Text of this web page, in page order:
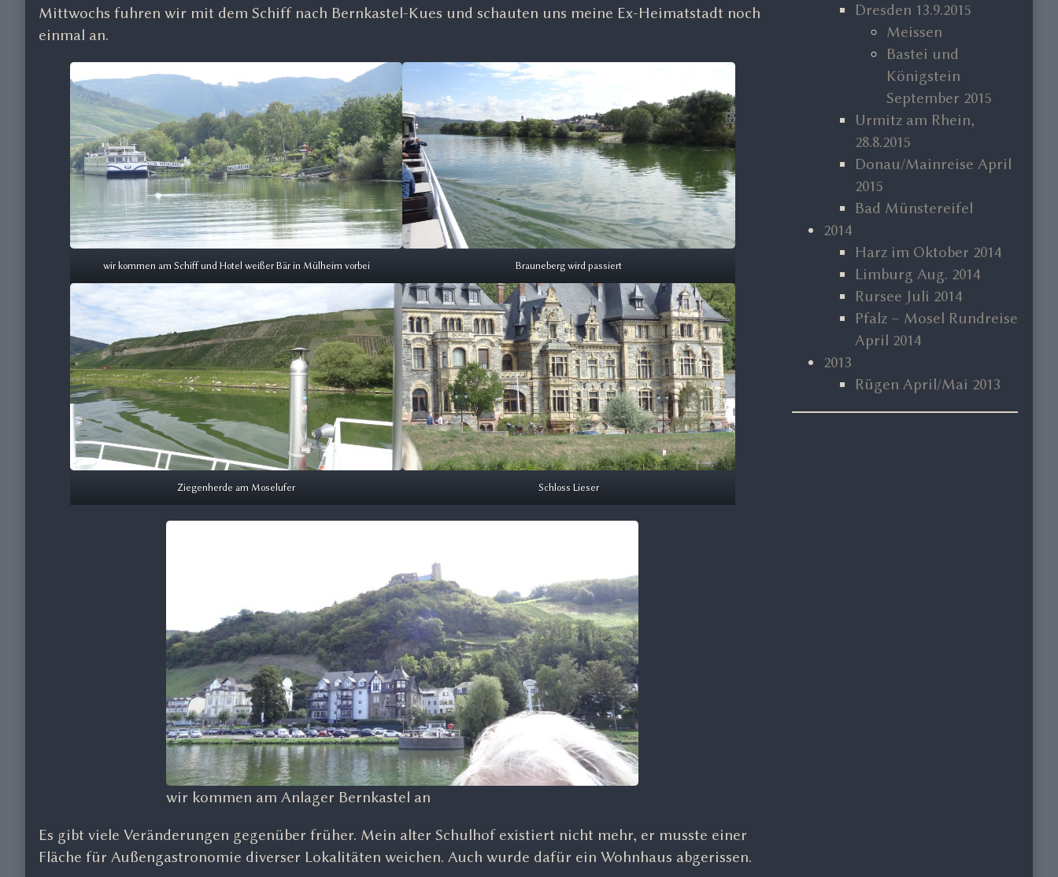
Mittwochs fuhren wir mit dem Schiff nach Bernkastel-Kues und schauten uns meine Ex-Heimatstadt noch
einmal an.
wir kommen am Schiff und Hotel weißer Bär in Mülheim vorbei Brauneberg wird passiert
Ziegenherde am Moselufer Schloss Lieser
wir kommen am Anlager Bernkastel an
Es gibt viele Veränderungen gegenüber früher. Mein alter Schulhof existiert nicht mehr, er musste einer
Fläche für Außengastronomie diverser Lokalitäten weichen. Auch wurde dafür ein Wohnhaus abgerissen.
Dresden 13.9.2015
Meissen
Bastei und
Königstein
September 2015
Urmitz am Rhein,
28.8.2015
Donau/Mainreise April
2015
Bad Münstereifel
2014
Harz im Oktober 2014
Limburg Aug. 2014
Rursee Juli 2014
Pfalz – Mosel Rundreise
April 2014
2013
Rügen April/Mai 2013